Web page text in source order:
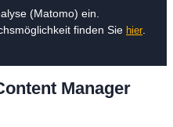
(Matomo) ein.
finden Sie hier
Manager